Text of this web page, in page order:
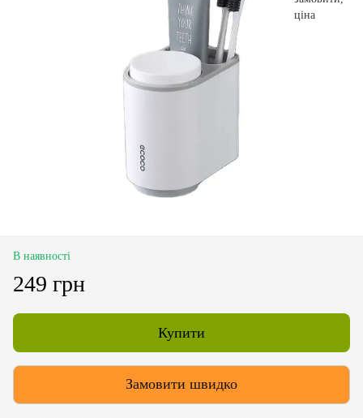
В наявності
249 грн
Купити
Замовити швидко